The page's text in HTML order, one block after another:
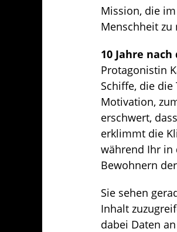
Mission, die
Menschheit zu
10 Jahre
Protagonistin
Schiffe, die
Motivation,
erschwert,
erklimmt die
während Ihr in
Bewohnern
Sie sehen
Inhalt
dabei Daten